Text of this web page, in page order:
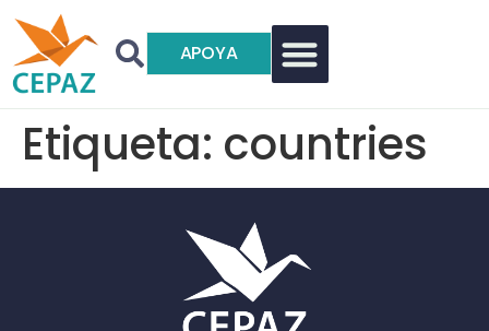
APOYA
Etiqueta: countries